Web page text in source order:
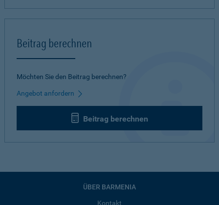
Beitrag berechnen
Möchten Sie den Beitrag berechnen?
Angebot anfordern
Beitrag berechnen
ÜBER BARMENIA
Kontakt